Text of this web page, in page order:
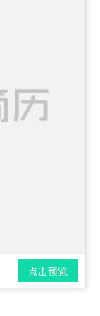
点击预览